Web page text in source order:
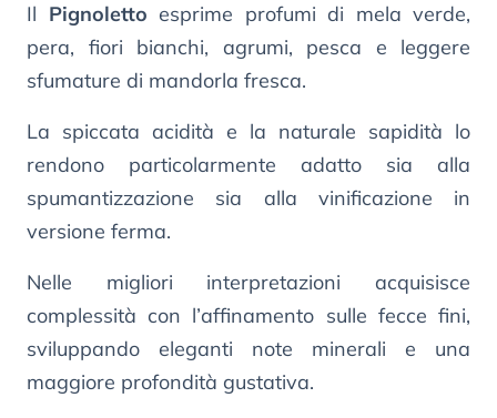
Il Pignoletto esprime profumi di mela verde,
pera, fiori bianchi, agrumi, pesca e leggere
sfumature di mandorla fresca.
La spiccata acidità e la naturale sapidità lo
rendono particolarmente adatto sia alla
spumantizzazione sia alla vinificazione in
versione ferma.
Nelle migliori interpretazioni acquisisce
complessità con l’affinamento sulle fecce fini,
sviluppando eleganti note minerali e una
maggiore profondità gustativa.